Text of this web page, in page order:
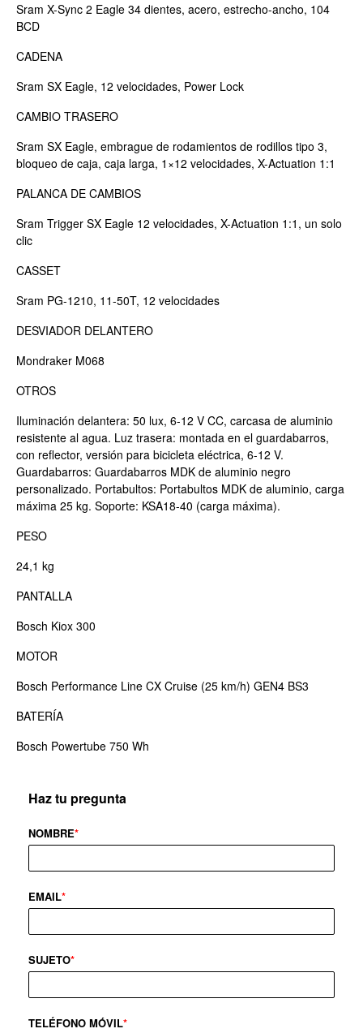
Sram X-Sync 2 Eagle 34 dientes, acero, estrecho-ancho, 104
BCD
CADENA
Sram SX Eagle, 12 velocidades, Power Lock
CAMBIO TRASERO
Sram SX Eagle, embrague de rodamientos de rodillos tipo 3,
bloqueo de caja, caja larga, 1×12 velocidades, X-Actuation 1:1
PALANCA DE CAMBIOS
Sram Trigger SX Eagle 12 velocidades, X-Actuation 1:1, un solo
clic
CASSET
Sram PG-1210, 11-50T, 12 velocidades
DESVIADOR DELANTERO
Mondraker M068
OTROS
Iluminación delantera: 50 lux, 6-12 V CC, carcasa de aluminio
resistente al agua. Luz trasera: montada en el guardabarros,
con reflector, versión para bicicleta eléctrica, 6-12 V.
Guardabarros: Guardabarros MDK de aluminio negro
personalizado. Portabultos: Portabultos MDK de aluminio, carga
máxima 25 kg. Soporte: KSA18-40 (carga máxima).
PESO
24,1 kg
PANTALLA
Bosch Kiox 300
MOTOR
Bosch Performance Line CX Cruise (25 km/h) GEN4 BS3
BATERÍA
Bosch Powertube 750 Wh
Haz tu pregunta
NOMBRE*
EMAIL*
SUJETO*
TELÉFONO MÓVIL*